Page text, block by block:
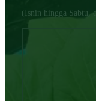
(Isnin hingga Sabtu,